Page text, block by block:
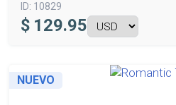
ID: 10829
$ 129.95
NUEVO